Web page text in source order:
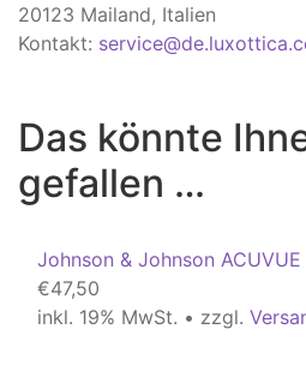
20123 Mailand, Italien
Kontakt:
Das könnte
gefallen …
Johnson & Johnson
€47,50
inkl. 19% MwSt. • zzgl.